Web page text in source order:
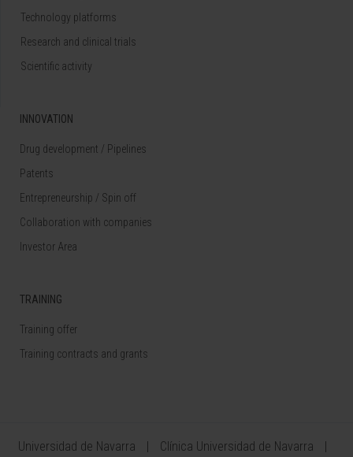
Technology platforms
Research and clinical trials
Scientific activity
INNOVATION
Drug development / Pipelines
Patents
Entrepreneurship / Spin off
Collaboration with companies
Investor Area
TRAINING
Training offer
Training contracts and grants
Universidad de Navarra Clínica Universidad de Navarra